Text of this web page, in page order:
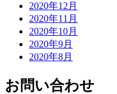
2020年12月
2020年11月
2020年10月
2020年9月
2020年8月
お問い合わせ